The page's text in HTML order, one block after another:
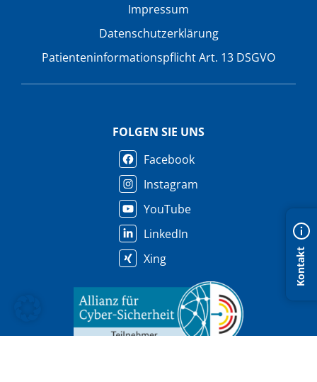
Kontakt
Impressum
Datenschutzerklärung
Patienteninformationspflicht Art. 13 DSGVO
FOLGEN SIE UNS
Facebook
Instagram
YouTube
LinkedIn
Xing